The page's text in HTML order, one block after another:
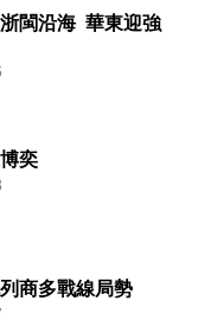
閩沿海 華東迎強
奕
商多戰線局勢